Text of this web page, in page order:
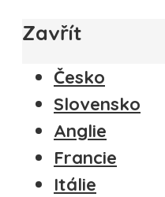
Zavřít
Česko
Slovensko
Anglie
Francie
Itálie